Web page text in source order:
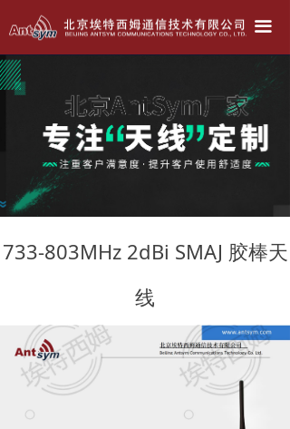
끀
北京埃特西姆---只为生产好天线！！！
公司简介
产品中心
天线定做
联系我们
733-803MHz 2dBi SMAJ 胶棒天
线